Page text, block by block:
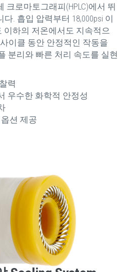
크로마토그래피(HPLC)에서 뛰
. 흡입 압력부터 18,000psi 이
이하의 저온에서도 지속적으
이클 동안 안정적인 작동을
분리와 빠른 처리 속도를 실현
력
우수한 화학적 안정성
션 제공